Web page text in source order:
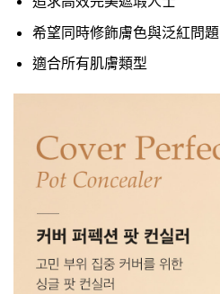
希望同時修飾膚色與泛紅問題
適合所有肌膚類型